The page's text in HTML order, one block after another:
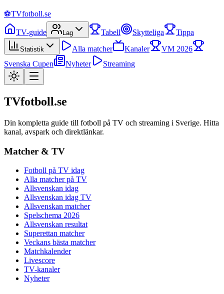
⚽TVfotboll.se
TV-guide Lag Tabell Skytteliga Tippa
Statistik Alla matcher Kanaler
VM 2026
Svenska Cupen
Nyheter Streaming
TVfotboll.se
Din kompletta guide till fotboll på TV och streaming i Sverige. Hitta
kanal, avspark och direktlänkar.
Matcher & TV
Fotboll på TV idag
Alla matcher på TV
Allsvenskan idag
Allsvenskan idag TV
Allsvenskan matcher
Spelschema 2026
Allsvenskan resultat
Superettan matcher
Veckans bästa matcher
Matchkalender
Livescore
TV-kanaler
Nyheter